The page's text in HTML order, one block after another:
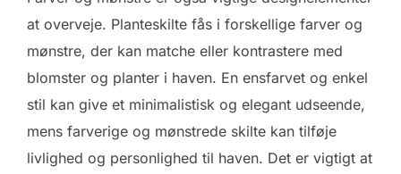
at overveje. Planteskilte fås i forskellige farver og
mønstre, der kan matche eller kontrastere med
blomster og planter i haven. En ensfarvet og enkel
stil kan give et minimalistisk og elegant udseende,
mens farverige og mønstrede skilte kan tilføje
livlighed og personlighed til haven. Det er vigtigt at